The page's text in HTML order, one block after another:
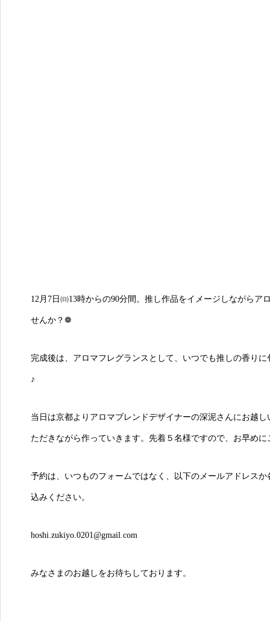
12月7日㈰13時からの90分間。推し作品をイメージしながらア
せんか？❁
完成後は、アロマフレグランスとして、いつでも推しの香り
♪
当日は京都よりアロマブレンドデザイナーの深泥さんにお越
ただきながら作っていきます。先着５名様ですので、お早め
予約は、いつものフォームではなく、以下のメールアドレスか
込みください。
hoshi.zukiyo.0201@gmail.com
みなさまのお越しをお待ちしております。